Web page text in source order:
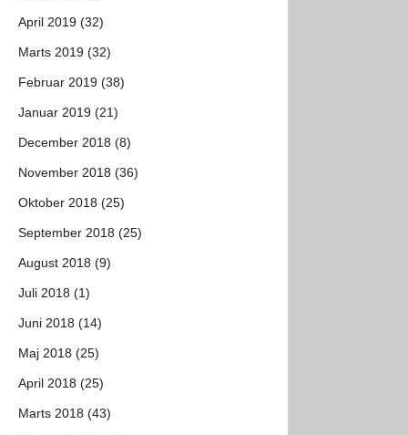
April 2019 (32)
Marts 2019 (32)
Februar 2019 (38)
Januar 2019 (21)
December 2018 (8)
November 2018 (36)
Oktober 2018 (25)
September 2018 (25)
August 2018 (9)
Juli 2018 (1)
Juni 2018 (14)
Maj 2018 (25)
April 2018 (25)
Marts 2018 (43)